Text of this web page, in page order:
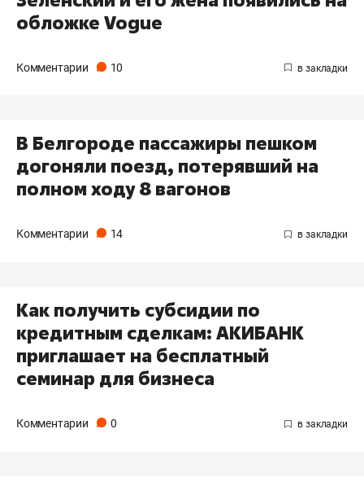
обложке Vogue
Комментарии 10
В Белгороде пассажиры пешком
догоняли поезд, потерявший на
полном ходу 8 вагонов
Комментарии 14
Как получить субсидии по
кредитным сделкам: АКИБАНК
приглашает на бесплатный
семинар для бизнеса
Комментарии 0